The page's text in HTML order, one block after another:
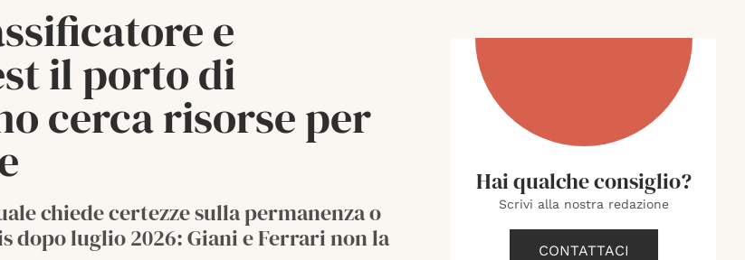
e
il porto di
cerca risorse per
chiede certezze sulla permanenza o
dopo luglio 2026: Giani e Ferrari non la
Hai qualche consiglio?
Scrivi alla nostra redazione
CONTATTACI